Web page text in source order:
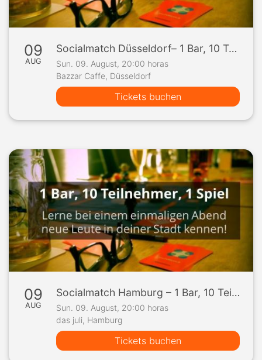
09
AUG
Socialmatch Düsseldorf– 1 Bar, 10 Teilnehmer, 1 Spiel
Sun. 09. August, 20:00 horas
Bazzar Caffe, Düsseldorf
Tickets buchen
09
AUG
Socialmatch Hamburg – 1 Bar, 10 Teilnehmer, 1 Spiel
Sun. 09. August, 20:00 horas
das juli, Hamburg
Tickets buchen